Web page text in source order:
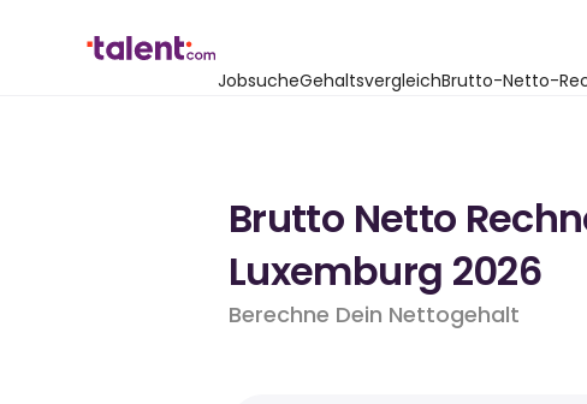
JobsucheGehaltsvergleichBrutto-Netto-
Brutto Netto
Luxemburg 2026
Berechne Dein Nettogehalt